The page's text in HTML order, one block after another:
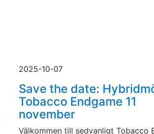
2025-10-07
Save the date:
Tobacco Endgame 11
november
Välkommen till sedvanligt Tobacco